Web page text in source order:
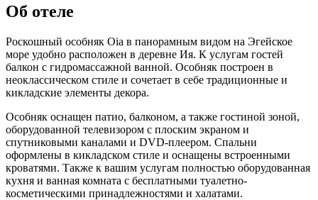
Об отеле
Роскошный особняк Oia в панорамным видом на Эгейское
море удобно расположен в деревне Ия. К услугам гостей
балкон с гидромассажной ванной. Особняк построен в
неоклассическом стиле и сочетает в себе традиционные и
кикладские элементы декора.
Особняк оснащен патио, балконом, а также гостиной зоной,
оборудованной телевизором с плоским экраном и
спутниковыми каналами и DVD-плеером. Спальни
оформлены в кикладском стиле и оснащены встроенными
кроватями. Также к вашим услугам полностью оборудованная
кухня и ванная комната с бесплатными туалетно-
косметическими принадлежностями и халатами.